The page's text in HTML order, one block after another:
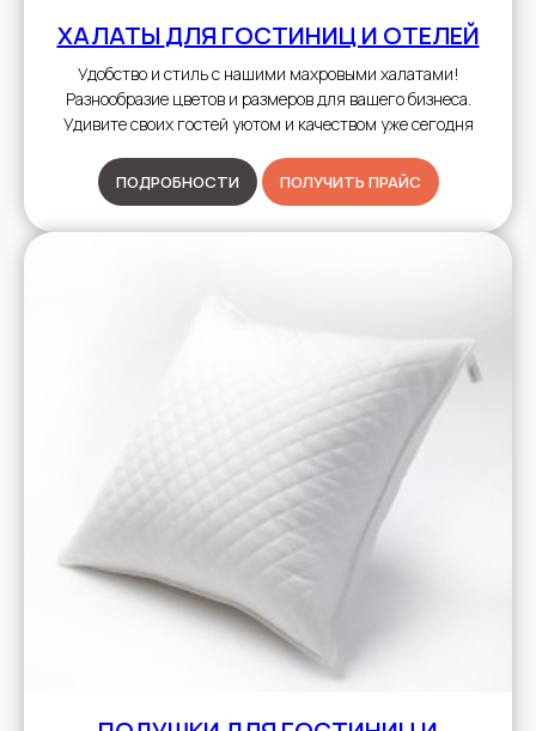
ХАЛАТЫ ДЛЯ ГОСТИНИЦ И ОТЕЛЕЙ
Удобство и стиль с нашими махровыми халатами!
Разнообразие цветов и размеров для вашего бизнеса.
Удивите своих гостей уютом и качеством уже сегодня
ПОДРОБНОСТИ ПОЛУЧИТЬ ПРАЙС